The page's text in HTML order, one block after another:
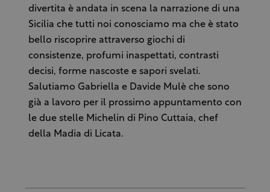
divertita è andata in scena la narrazione di una
Sicilia che tutti noi conosciamo ma che è stato
bello riscoprire attraverso giochi di
consistenze, profumi inaspettati, contrasti
decisi, forme nascoste e sapori svelati.
Salutiamo Gabriella e Davide Mulè che sono
già a lavoro per il prossimo appuntamento con
le due stelle Michelin di Pino Cuttaia, chef
della Madia di Licata.